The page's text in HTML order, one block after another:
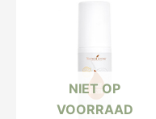
NIET OP
VOORRAAD